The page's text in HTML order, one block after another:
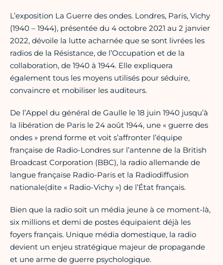
L’exposition La Guerre des ondes. Londres, Paris, Vichy
(1940 – 1944), présentée du 4 octobre 2021 au 2 janvier
2022, dévoile la lutte acharnée que se sont livrées les
radios de la Résistance, de l’Occupation et de la
collaboration, de 1940 à 1944. Elle expliquera
également tous les moyens utilisés pour séduire,
convaincre et mobiliser les auditeurs.
De l’Appel du général de Gaulle le 18 juin 1940 jusqu’à
la libération de Paris le 24 août 1944, une « guerre des
ondes » prend forme et voit s’affronter l’équipe
française de Radio-Londres sur l’antenne de la British
Broadcast Corporation (BBC), la radio allemande de
langue française Radio-Paris et la Radiodiffusion
nationale(dite « Radio-Vichy ») de l’État français.
Bien que la radio soit un média jeune à ce moment-là,
six millions et demi de postes équipaient déjà les
foyers français. Unique média domestique, la radio
devient un enjeu stratégique majeur de propagande
et une arme de guerre psychologique.